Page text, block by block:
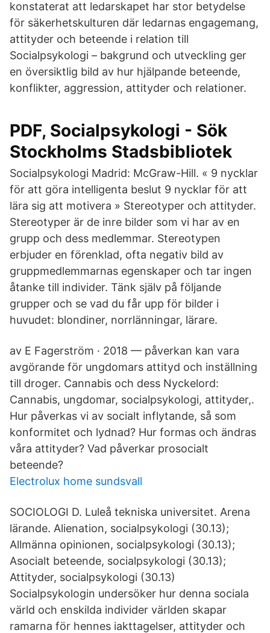
konstaterat att ledarskapet har stor betydelse
för säkerhetskulturen där ledarnas engagemang,
attityder och beteende i relation till
Socialpsykologi – bakgrund och utveckling ger
en översiktlig bild av hur hjälpande beteende,
konflikter, aggression, attityder och relationer.
PDF, Socialpsykologi - Sök
Stockholms Stadsbibliotek
Socialpsykologi Madrid: McGraw-Hill. « 9 nycklar
för att göra intelligenta beslut 9 nycklar för att
lära sig att motivera » Stereotyper och attityder.
Stereotyper är de inre bilder som vi har av en
grupp och dess medlemmar. Stereotypen
erbjuder en förenklad, ofta negativ bild av
gruppmedlemmarnas egenskaper och tar ingen
åtanke till individer. Tänk själv på följande
grupper och se vad du får upp för bilder i
huvudet: blondiner, norrlänningar, lärare.
av E Fagerström · 2018 — påverkan kan vara
avgörande för ungdomars attityd och inställning
till droger. Cannabis och dess Nyckelord:
Cannabis, ungdomar, socialpsykologi, attityder,.
Hur påverkas vi av socialt inflytande, så som
konformitet och lydnad? Hur formas och ändras
våra attityder? Vad påverkar prosocialt
beteende?
Electrolux home sundsvall
SOCIOLOGI D. Luleå tekniska universitet. Arena
lärande. Alienation, socialpsykologi (30.13);
Allmänna opinionen, socialpsykologi (30.13);
Asocialt beteende, socialpsykologi (30.13);
Attityder, socialpsykologi (30.13)
Socialpsykologin undersöker hur denna sociala
värld och enskilda individer världen skapar
ramarna för hennes iakttagelser, attityder och